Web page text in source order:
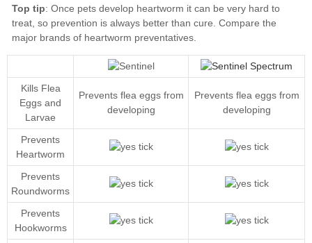
Top tip
Compare the
major brands of heartworm preventatives
Kills Flea
Eggs and
Larvae
Prevents flea eggs from
developing
Prevents flea eggs from
developing
Prevents
Heartworm
Prevents
Roundworms
Prevents
Hookworms